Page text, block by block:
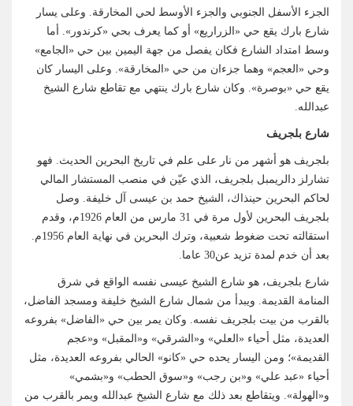
الجزء الأسفل الجنوبي والجزء الأوسط لحي المخارقة. وعلى يسار
شارع بارك يقع حي «الزراريع» أو كما يعرف بحي «كرندور». أما
وسط امتداد الشارع فكان يفصل من جهة اليمين بين حي «الجامع»
وحي «العجم» وهما جزءان من حي «المخارقة». وعلى اليسار كان
يقع حي «بوصرة». وكان شارع بارك ينتهي مع تقاطع شارع الشيخ
عبدالله.
شارع بلجريف
بلجريف هو أشهر من نار على علم في تاريخ البحرين الحديث. فهو
تشارلز دالريمبل بلجريف، الذي عيّن في منصب المستشار المالي
لحاكم البحرين حينذاك، الشيخ حمد بن عيسى آل خليفة. وصل
بلجريف البحرين لأول مرة في 31 مارس من العام 1926م، وقدم
استقالته تحت ضغوط شعبية، وترك البحرين في نهاية العام 1956م.
بعد أن خدم لمدة تزيد عن30 عاما.
شارع بلجريف، هو شارع الشيخ عيسى نفسه الواقع في شرق
المنامة القديمة. ويبدأ من شمال شارع الشيخ خليفة ومسجد الفاضل،
بالقرب من بيت بلجريف نفسه. وكان يمر بين حي «الفاضل» بفروعه
العديدة، مثل أحياء «العلي» و«الشرقي» و«المقبل» و«عجم
القديمة»؛ ومن اليسار يحده حي «كانو» الحالي بفروعه العديدة، مثل
أحياء «عبد علي» و«بن رجب» و«سوق الحطب» و«بشمي»
و«الهولة». ويتقاطع بعد ذلك مع شارع الشيخ عبدالله ويمر بالقرب من